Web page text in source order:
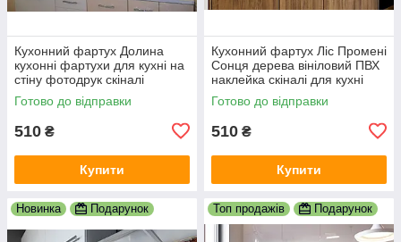
Кухонний фартух Долина
кухонні фартухи для кухні на
стіну фотодрук скіналі
природа краєвид 600х2000
мм
Готово до відправки
510 ₴
Купити
Кухонний фартух Ліс Промені
Сонця дерева вініловий ПВХ
наклейка скіналі для кухні
зелений 600х2000 мм
Готово до відправки
510 ₴
Купити
Новинка Подарунок Топ продажів Подарунок